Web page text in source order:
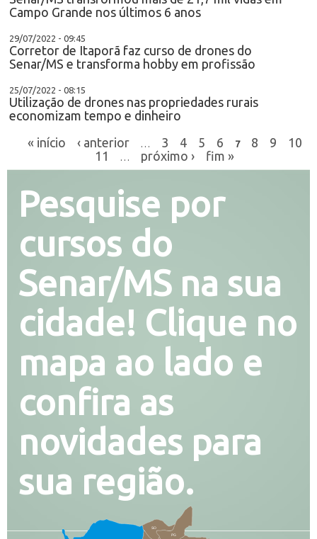
Campo Grande nos últimos 6 anos
29/07/2022 - 09:45
Corretor de Itaporã faz curso de drones do
Senar/MS e transforma hobby em profissão
25/07/2022 - 08:15
Utilização de drones nas propriedades rurais
economizam tempo e dinheiro
« início
‹ anterior 3 4 5 6 7 8 9
10
11
próximo › fim »
Pesquise por
cursos do
Senar/MS na sua
cidade! Clique no
mapa ao lado e
confira as
novidades para
sua região.
PG
SO